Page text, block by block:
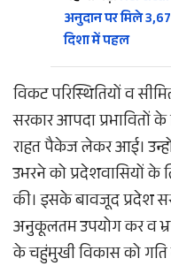
अनुदान पर मिले
दिशा में पहल
विकट परिस्थितियों व
सरकार आपदा प्रभावितों
राहत पैकेज लेकर आई।
उभरने को प्रदेशवासियों के
की। इसके बावजूद प्रदेश
अनुकूलतम उपयोग कर व
के चहुंमुखी विकास को गति